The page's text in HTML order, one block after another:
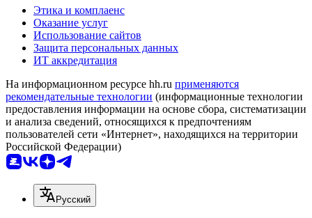
Этика и комплаенс
Оказание услуг
Использование сайтов
Защита персональных данных
ИТ аккредитация
На информационном ресурсе hh.ru применяются
рекомендательные технологии (информационные технологии
предоставления информации на основе сбора, систематизации
и анализа сведений, относящихся к предпочтениям
пользователей сети «Интернет», находящихся на территории
Российской Федерации)
Русский